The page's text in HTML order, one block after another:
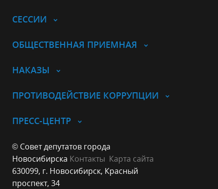
СЕССИИ
ОБЩЕСТВЕННАЯ ПРИЕМНАЯ
НАКАЗЫ
ПРОТИВОДЕЙСТВИЕ КОРРУПЦИИ
ПРЕСС-ЦЕНТР
© Совет депутатов города
Новосибирска Контакты Карта сайта
630099, г. Новосибирск, Красный
проспект, 34